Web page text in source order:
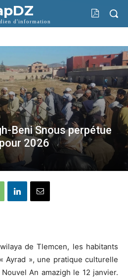
d'information
Beni Snous perpétue
2026
de Tlemcen, les habitants
Ayrad », une pratique culturelle
An amazigh le 12 janvier.